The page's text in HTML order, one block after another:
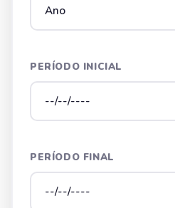
PERÍODO INICIAL
PERÍODO FINAL